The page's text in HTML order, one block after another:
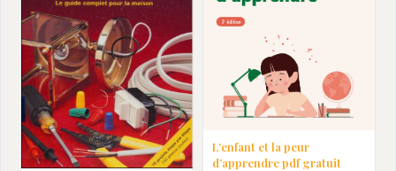
L’enfant et la peur
d’apprendre pdf gratuit